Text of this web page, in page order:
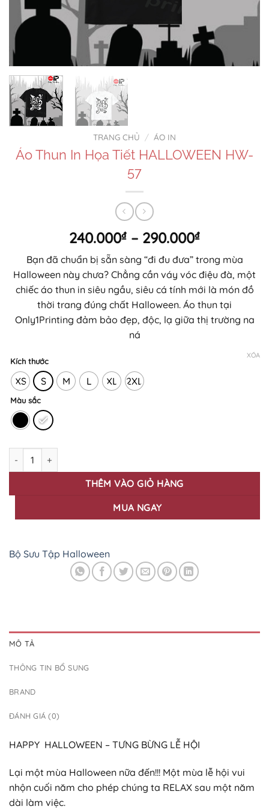
TRANG CHỦ / ÁO IN
Áo Thun In Họa Tiết HALLOWEEN HW-
57
240.000₫ – 290.000₫Khoảng
từ
240.000₫
đến
290.000₫
Bạn đã chuẩn bị sẵn sàng “đi đu đưa” trong mùa
Halloween này chưa? Chẳng cần váy vóc điệu đà, một
chiếc áo thun in siêu ngầu, siêu cá tính mới là món đồ
thời trang đúng chất Halloween. Áo thun tại
Only1Printing đảm bảo đẹp, độc, lạ giữa thị trường na
ná
Kích thước
XS S M L XL 2XL
Màu sắc
XÓA
Áo Thun In Họa Tiết HALLOWEEN HW-57 số lượng
THÊM VÀO GIỎ HÀNG
MUA NGAY
Bộ Sưu Tập Halloween
MÔ TẢ
THÔNG TIN BỔ SUNG
BRAND
ĐÁNH GIÁ (0)
HAPPY HALLOWEEN – TƯNG BỪNG LỄ HỘI
Lại một mùa Halloween nữa đến!!! Một mùa lễ hội vui
nhộn cuối năm cho phép chúng ta RELAX sau một năm
dài làm việc.